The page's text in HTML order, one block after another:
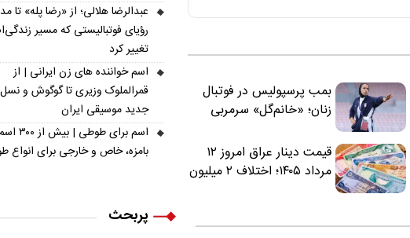
بمب پرسپولیس در فوتبال
زنان؛ «خانم‌گل» سرمربی
قیمت دینار عراق امروز ۱۲
مرداد ۱۴۰۵؛ اختلاف ۲ میلیون
عبدالرضا هلالی؛ از «رضا پله» تا
رؤیای فوتبالیستی که مسیر
تغییر کرد
اسم خواننده های زن ایرانی | از
قمرالملوک وزیری تا گوگوش و نسل
جدید موسیقی ایران
اسم برای
بامزه، خاص و خارجی برای انواع
پربحث